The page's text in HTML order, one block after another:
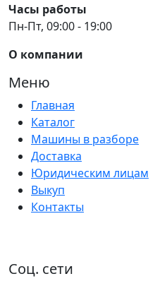
Часы работы
Пн-Пт, 09:00 - 19:00
О компании
Меню
Главная
Каталог
Машины в разборе
Доставка
Юридическим лицам
Выкуп
Контакты
Соц. сети